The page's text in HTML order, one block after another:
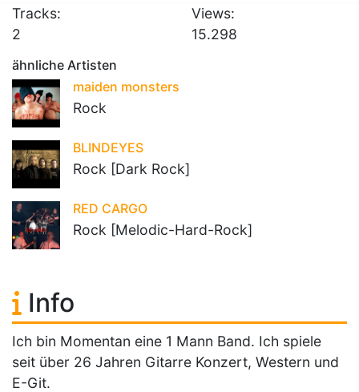
Tracks:
2
Views:
15.298
ähnliche Artisten
maiden monsters
Rock
BLINDEYES
Rock [Dark Rock]
RED CARGO
Rock [Melodic-Hard-Rock]
Info
Ich bin Momentan eine 1 Mann Band. Ich spiele
seit über 26 Jahren Gitarre Konzert, Western und
E-Git.